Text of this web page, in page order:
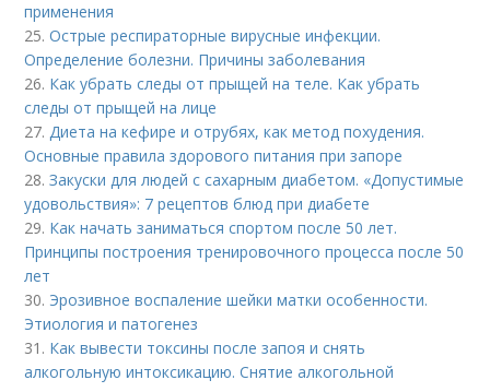
применения
25.Острые респираторные вирусные инфекции.
Определение болезни. Причины заболевания
26. Как убрать следы от прыщей на теле. Как убрать
следы от прыщей на лице
27.Диета на кефире и отрубях, как метод похудения.
Основные правила здорового питания при запоре
28.Закуски для людей с сахарным диабетом. «Допустимые
удовольствия»: 7 рецептов блюд при диабете
29. Как начать заниматься спортом после 50 лет.
Принципы построения тренировочного процесса после 50
лет
30. Эрозивное воспаление шейки матки особенности.
Этиология и патогенез
31. Как вывести токсины после запоя и снять
алкогольную интоксикацию. Снятие алкогольной